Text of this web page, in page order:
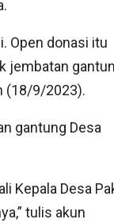
Open donasi itu
jembatan
(18/9/2023).
gantung Desa
Kepala Desa
tulis akun